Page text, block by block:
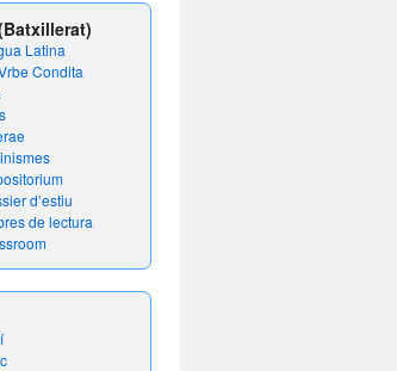
Latina
Condita
d’estiu
de lectura